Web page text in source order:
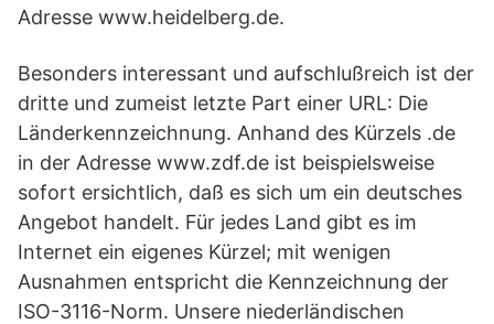
Adresse www.heidelberg.de.
Besonders interessant und aufschlußreich ist der
dritte und zumeist letzte Part einer URL: Die
Länderkennzeichnung. Anhand des Kürzels .de
in der Adresse www.zdf.de ist beispielsweise
sofort ersichtlich, daß es sich um ein deutsches
Angebot handelt. Für jedes Land gibt es im
Internet ein eigenes Kürzel; mit wenigen
Ausnahmen entspricht die Kennzeichnung der
ISO-3116-Norm. Unsere niederländischen